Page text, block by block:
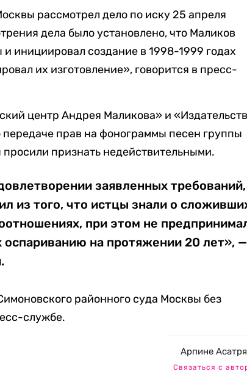
рассмотрел дело по иску 25 апреля
дела было установлено, что Маликов
инициировал создание в 1998-1999 годах
их изготовление», говорится в пресс-
центр Андрея Маликова» и
прав на фонограммы песен группы
признать недействительными.
заявленных требований,
из того, что истцы знали о
при этом не
оспариванию на протяжении 20 лет», —
районного суда Москвы без
службе.
Арпине
Связаться с